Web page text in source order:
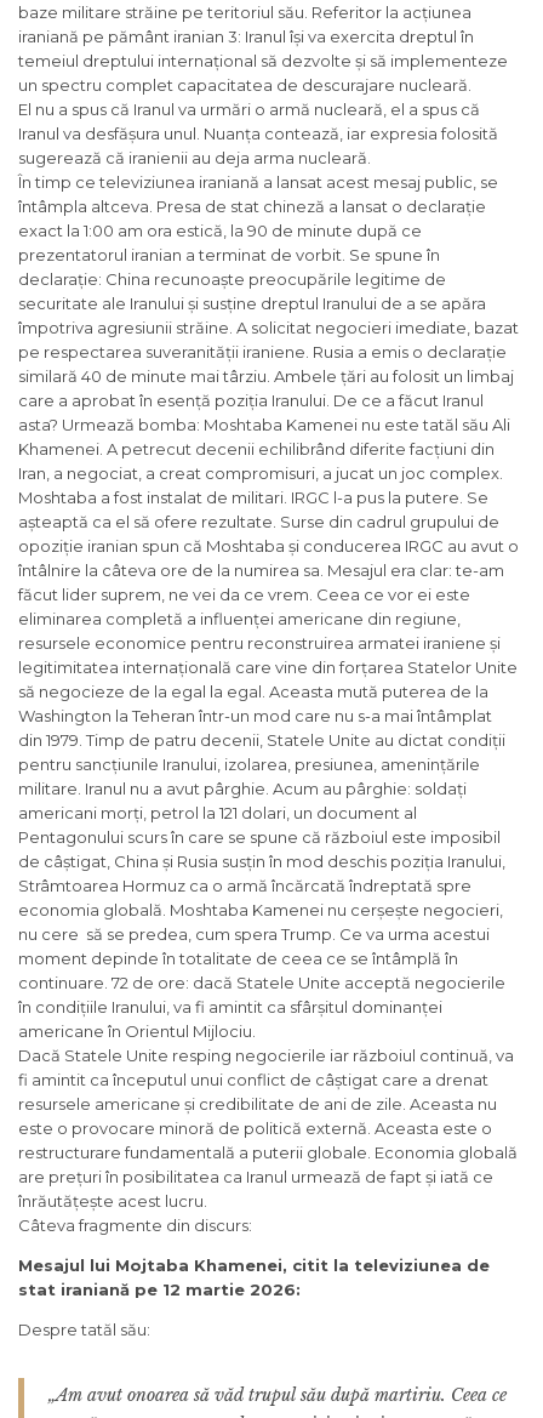
baze militare străine pe teritoriul său. Referitor la acțiunea
iraniană pe pământ iranian 3: Iranul își va exercita dreptul în
temeiul dreptului internațional să dezvolte și să implementeze
un spectru complet capacitatea de descurajare nucleară.
El nu a spus că Iranul va urmări o armă nucleară, el a spus că
Iranul va desfășura unul. Nuanța contează, iar expresia folosită
sugerează că iranienii au deja arma nucleară.
În timp ce televiziunea iraniană a lansat acest mesaj public, se
întâmpla altceva. Presa de stat chineză a lansat o declarație
exact la 1:00 am ora estică, la 90 de minute după ce
prezentatorul iranian a terminat de vorbit. Se spune în
declarație: China recunoaște preocupările legitime de
securitate ale Iranului și susține dreptul Iranului de a se apăra
împotriva agresiunii străine. A solicitat negocieri imediate, bazat
pe respectarea suveranității iraniene. Rusia a emis o declarație
similară 40 de minute mai târziu. Ambele țări au folosit un limbaj
care a aprobat în esență poziția Iranului. De ce a făcut Iranul
asta? Urmează bomba: Moshtaba Kamenei nu este tatăl său Ali
Khamenei. A petrecut decenii echilibrând diferite facțiuni din
Iran, a negociat, a creat compromisuri, a jucat un joc complex.
Moshtaba a fost instalat de militari. IRGC l-a pus la putere. Se
așteaptă ca el să ofere rezultate. Surse din cadrul grupului de
opoziție iranian spun că Moshtaba și conducerea IRGC au avut o
întâlnire la câteva ore de la numirea sa. Mesajul era clar: te-am
făcut lider suprem, ne vei da ce vrem. Ceea ce vor ei este
eliminarea completă a influenței americane din regiune,
resursele economice pentru reconstruirea armatei iraniene și
legitimitatea internațională care vine din forțarea Statelor Unite
să negocieze de la egal la egal. Aceasta mută puterea de la
Washington la Teheran într-un mod care nu s-a mai întâmplat
din 1979. Timp de patru decenii, Statele Unite au dictat condiții
pentru sancțiunile Iranului, izolarea, presiunea, amenințările
militare. Iranul nu a avut pârghie. Acum au pârghie: soldați
americani morți, petrol la 121 dolari, un document al
Pentagonului scurs în care se spune că războiul este imposibil
de câștigat, China și Rusia susțin în mod deschis poziția Iranului,
Strâmtoarea Hormuz ca o armă încărcată îndreptată spre
economia globală. Moshtaba Kamenei nu cerșește negocieri,
nu cere să se predea, cum spera Trump. Ce va urma acestui
moment depinde în totalitate de ceea ce se întâmplă în
continuare. 72 de ore: dacă Statele Unite acceptă negocierile
în condițiile Iranului, va fi amintit ca sfârșitul dominanței
americane în Orientul Mijlociu.
Dacă Statele Unite resping negocierile iar războiul continuă, va
fi amintit ca începutul unui conflict de câștigat care a drenat
resursele americane și credibilitate de ani de zile. Aceasta nu
este o provocare minoră de politică externă. Aceasta este o
restructurare fundamentală a puterii globale. Economia globală
are prețuri în posibilitatea ca Iranul urmează de fapt și iată ce
înrăutățește acest lucru.
Câteva fragmente din discurs:
Mesajul lui Mojtaba Khamenei, citit la televiziunea de
stat iraniană pe 12 martie 2026:
Despre tatăl său:
„Am avut onoarea să văd trupul său după martiriu. Ceea ce